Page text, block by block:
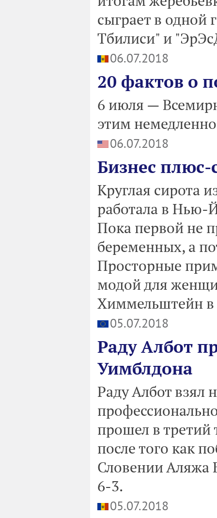
сыграет в
Тбилиси" и
06.07.2018
20 фактов о
6 июля —
этим
06.07.2018
Бизнес плюс-
Круглая сирота
работала в Нью-
Пока первой не
беременных, а
Просторные
модой для
Химмельштейн
05.07.2018
Раду Албот
Уимблдона
Раду Албот взял
прошел в
после того как
Словении Аляжа
6-3.
05.07.2018